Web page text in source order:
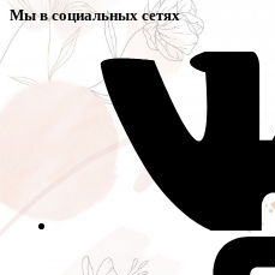
Мы в социальных сетях